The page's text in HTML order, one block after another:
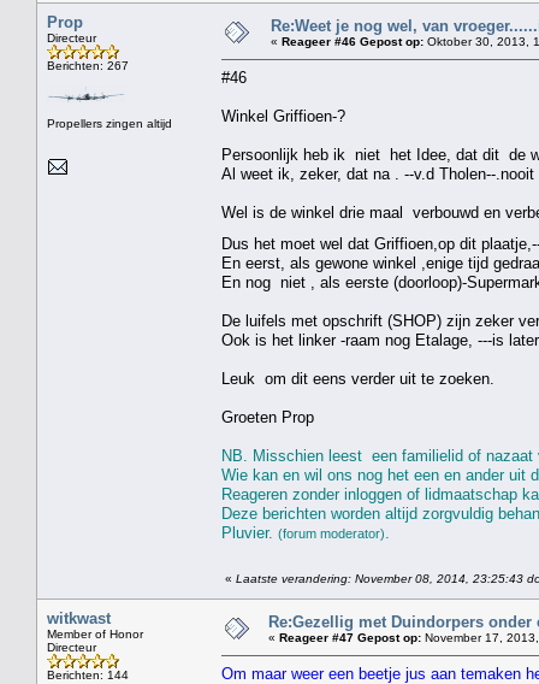
Prop
Directeur
Berichten: 267
Propellers zingen altijd
Re:Weet je nog wel, van
« Reageer #46 Gepost op: Oktober 30, 2013,
#46
Winkel Griffioen-?
Persoonlijk heb ik niet het Idee, dat dit de
Al weet ik, zeker, dat na . --v.d Tholen--
Wel is de winkel drie maal verbouwd en
Dus het moet wel dat Griffioen,op dit
En eerst, als gewone winkel ,enige tijd
En nog niet , als eerste (doorloop)-
De luifels met opschrift (SHOP) zijn zeker
Ook is het linker -raam nog Etalage, ---is
Leuk om dit eens verder uit te zoeken.
Groeten Prop
NB. Misschien leest een familielid of
Wie kan en wil ons nog het een en ander uit
Reageren zonder inloggen of lidmaatschap
Deze berichten worden altijd zorgvuldig
Pluvier. (forum moderator)
« Laatste verandering: November 08, 2014, 23:25:43
witkwast
Member of Honor
Directeur
Berichten: 144
Re:Gezellig met Duindorpers
« Reageer #47 Gepost op: November 17,
Om maar weer een beetje jus aan temaken